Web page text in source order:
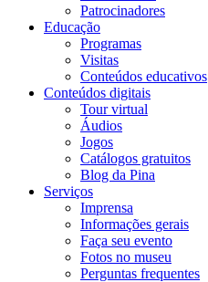
Patrocinadores
Educação
Programas
Visitas
Conteúdos educativos​
Conteúdos digitais
Tour virtual
Áudios
Jogos
Catálogos gratuitos
Blog da Pina
Serviços
Imprensa
Informações gerais
Faça seu evento
Fotos no museu
Perguntas frequentes